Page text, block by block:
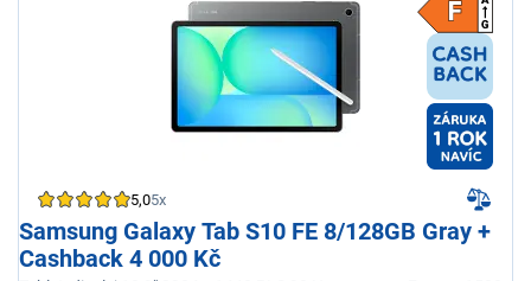
5,05x
Samsung Galaxy Tab S10 FE 8/128GB Gray +
Cashback 4 000 Kč